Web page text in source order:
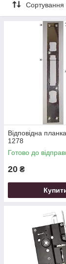
Сортування
Відповідна
1278
Готово до
20 ₴